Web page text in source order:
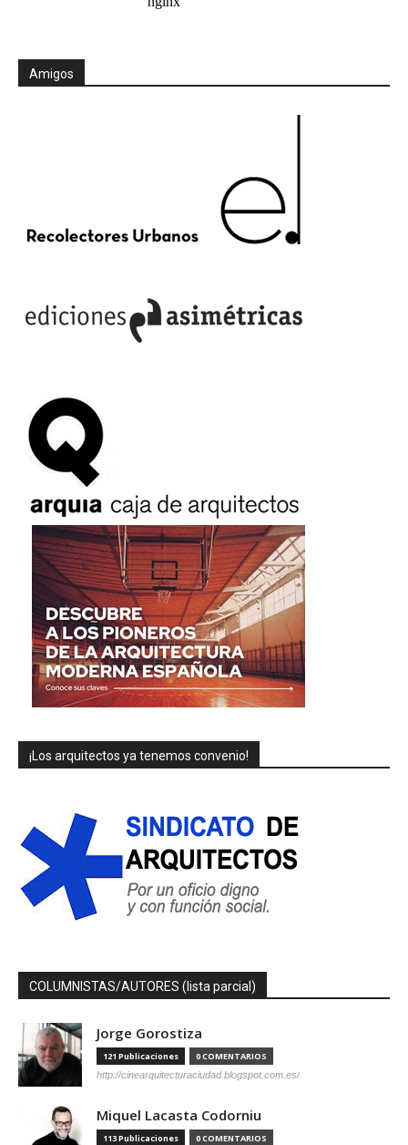
Amigos
¡Los arquitectos ya tenemos convenio!
COLUMNISTAS/AUTORES (lista parcial)
Jorge Gorostiza
121 Publicaciones 0 COMENTARIOS
http://cinearquitecturaciudad.blogspot.com.es/
Miquel Lacasta Codorniu
113 Publicaciones 0 COMENTARIOS